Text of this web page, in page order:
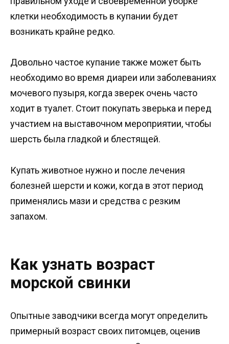
клетки необходимость в купании будет
возникать крайне редко.
Довольно частое купание также может быть
необходимо во время диареи или заболеваниях
мочевого пузыря, когда зверек очень часто
ходит в туалет. Стоит покупать зверька и перед
участием на выставочном мероприятии, чтобы
шерсть была гладкой и блестящей.
Купать животное нужно и после лечения
болезней шерсти и кожи, когда в этот период
применялись мази и средства с резким
запахом.
Как узнать возраст
морской свинки
Опытные заводчики всегда могут определить
примерный возраст своих питомцев, оценив